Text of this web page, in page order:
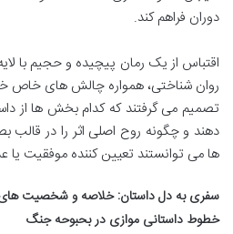
دوران فراهم کند.
اقتباس از یک رمان پیچیده و حجیم با
روان شناختی، همواره چالش های خاص
تصمیم می گرفتند که کدام بخش ها از
دهند و چگونه روح اصلی اثر را در قالب
ها می توانستند تعیین کننده موفقیت یا
سفری به دل داستان: خلاصه و شخصیت
خطوط داستانی موازی در بحبوحه جنگ